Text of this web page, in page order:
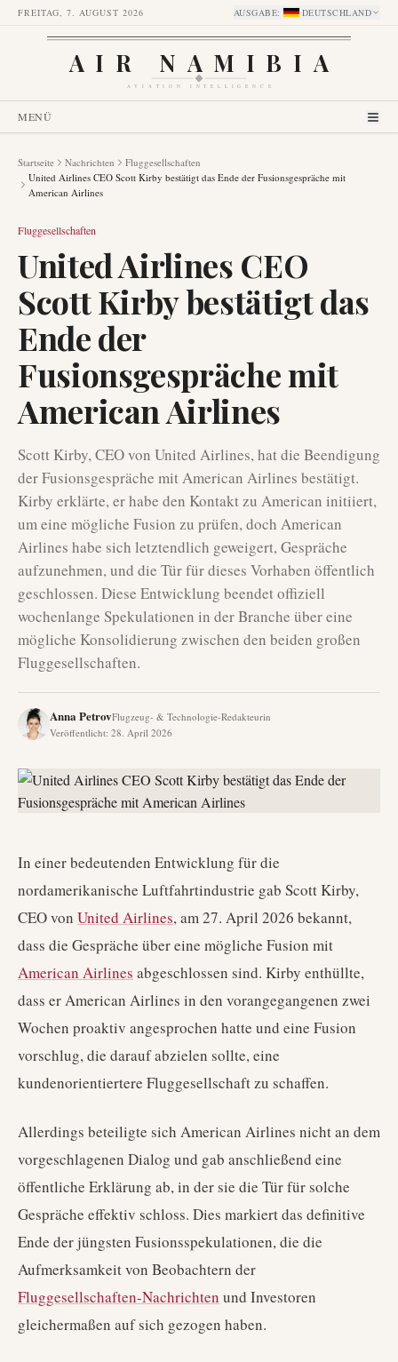
FREITAG, 7. AUGUST 2026 AUSGABE: DEUTSCHLAND
AIR NAMIBIA
AVIATION INTELLIGENCE
MENÜ
Startseite Nachrichten
Fluggesellschaften
United Airlines CEO Scott Kirby bestätigt das Ende der Fusionsgespräche mit
American Airlines
Fluggesellschaften
United Airlines CEO
Scott Kirby bestätigt das
Ende der
Fusionsgespräche mit
American Airlines
Scott Kirby, CEO von United Airlines, hat die Beendigung
der Fusionsgespräche mit American Airlines bestätigt.
Kirby erklärte, er habe den Kontakt zu American initiiert,
um eine mögliche Fusion zu prüfen, doch American
Airlines habe sich letztendlich geweigert, Gespräche
aufzunehmen, und die Tür für dieses Vorhaben öffentlich
geschlossen. Diese Entwicklung beendet offiziell
wochenlange Spekulationen in der Branche über eine
mögliche Konsolidierung zwischen den beiden großen
Fluggesellschaften.
Anna PetrovFlugzeug- & Technologie-Redakteurin
Veröffentlicht: 28. April 2026
In einer bedeutenden Entwicklung für die
nordamerikanische Luftfahrtindustrie gab Scott Kirby,
CEO von United Airlines, am 27. April 2026 bekannt,
dass die Gespräche über eine mögliche Fusion mit
American Airlines abgeschlossen sind. Kirby enthüllte,
dass er American Airlines in den vorangegangenen zwei
Wochen proaktiv angesprochen hatte und eine Fusion
vorschlug, die darauf abzielen sollte, eine
kundenorientiertere Fluggesellschaft zu schaffen.
Allerdings beteiligte sich American Airlines nicht an dem
vorgeschlagenen Dialog und gab anschließend eine
öffentliche Erklärung ab, in der sie die Tür für solche
Gespräche effektiv schloss. Dies markiert das definitive
Ende der jüngsten Fusionsspekulationen, die die
Aufmerksamkeit von Beobachtern der
Fluggesellschaften-Nachrichten und Investoren
gleichermaßen auf sich gezogen haben.